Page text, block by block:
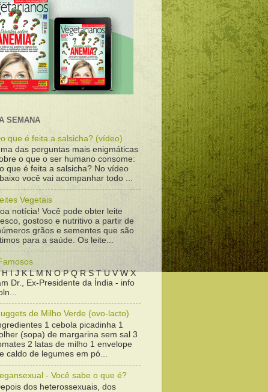
SEMANA
que é feita a salsicha? (vídeo)
das perguntas mais enigmáticas
o que o ser humano consome:
que é feita a salsicha? No vídeo
você vai acompanhar todo ...
Vegetais
notícia! Você pode obter leite
gostoso e nutritivo a partir de
grãos e sementes que são
para a saúde. Os leite...
I J K L M N O P Q R S T U V W X
Dr., Ex-Presidente da Índia - info
de Milho Verde (ovo-lacto)
1 cebola picadinha 1
(sopa) de margarina sem sal 3
2 latas de milho 1 envelope
caldo de legumes em pó...
- Você sabe o que é?
dos heterossexuais, dos